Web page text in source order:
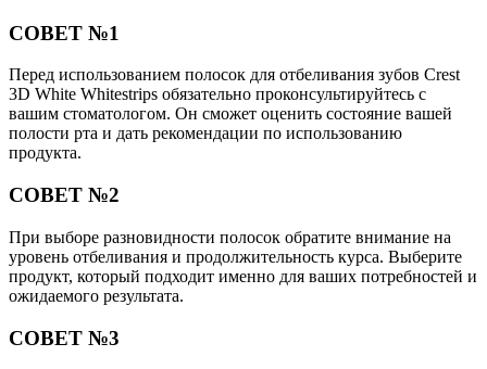
СОВЕТ №1
Перед использованием полосок для отбеливания зубов Crest
3D White Whitestrips обязательно проконсультируйтесь с
вашим стоматологом. Он сможет оценить состояние вашей
полости рта и дать рекомендации по использованию
продукта.
СОВЕТ №2
При выборе разновидности полосок обратите внимание на
уровень отбеливания и продолжительность курса. Выберите
продукт, который подходит именно для ваших потребностей и
ожидаемого результата.
СОВЕТ №3